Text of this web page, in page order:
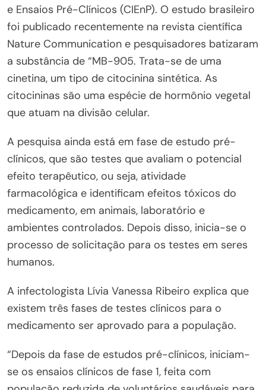
e Ensaios Pré-Clínicos (CIEnP). O estudo brasileiro
foi publicado recentemente na revista científica
Nature Communication e pesquisadores batizaram
a substância de “MB-905. Trata-se de uma
cinetina, um tipo de citocinina sintética. As
citocininas são uma espécie de hormônio vegetal
que atuam na divisão celular.
A pesquisa ainda está em fase de estudo pré-
clínicos, que são testes que avaliam o potencial
efeito terapêutico, ou seja, atividade
farmacológica e identificam efeitos tóxicos do
medicamento, em animais, laboratório e
ambientes controlados. Depois disso, inicia-se o
processo de solicitação para os testes em seres
humanos.
A infectologista Lívia Vanessa Ribeiro explica que
existem três fases de testes clínicos para o
medicamento ser aprovado para a população.
“Depois da fase de estudos pré-clínicos, iniciam-
se os ensaios clínicos de fase 1, feita com